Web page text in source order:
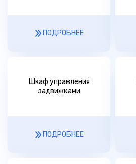
ПОДРОБНЕЕ
Шкаф управления
задвижками
ПОДРОБНЕЕ